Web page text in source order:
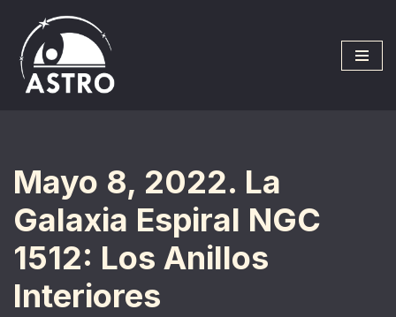
Saltar
al
contenido
Mayo 8, 2022. La
Galaxia Espiral NGC
1512: Los Anillos
Interiores